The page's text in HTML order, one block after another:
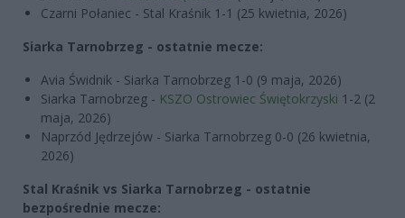
Czarni Połaniec - Stal Kraśnik 1-1 (25 kwietnia, 2026)
Siarka Tarnobrzeg - ostatnie mecze:
Avia Świdnik - Siarka Tarnobrzeg 1-0 (9 maja, 2026)
Siarka Tarnobrzeg - KSZO Ostrowiec Świętokrzyski 1-2 (2
maja, 2026)
Naprzód Jędrzejów - Siarka Tarnobrzeg 0-0 (26 kwietnia,
2026)
Stal Kraśnik vs Siarka Tarnobrzeg - ostatnie
bezpośrednie mecze: